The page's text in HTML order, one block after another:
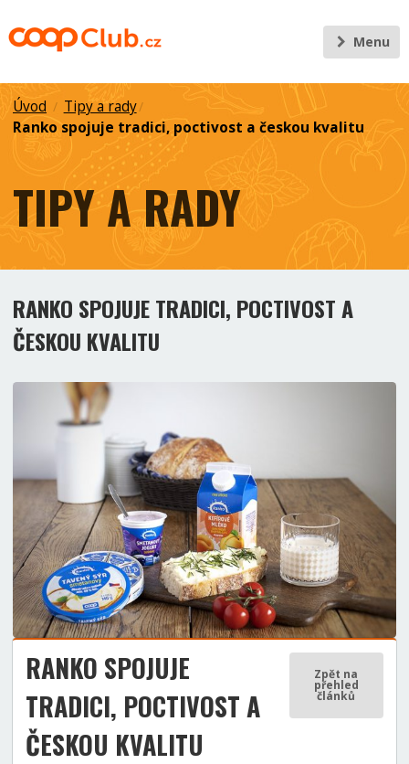
Menu
Úvod / Tipy a rady/
Ranko spojuje tradici, poctivost a českou kvalitu
TIPY A RADY
RANKO SPOJUJE TRADICI, POCTIVOST A
ČESKOU KVALITU
RANKO SPOJUJE
TRADICI, POCTIVOST A
ČESKOU KVALITU
Zpět na
přehled
článků